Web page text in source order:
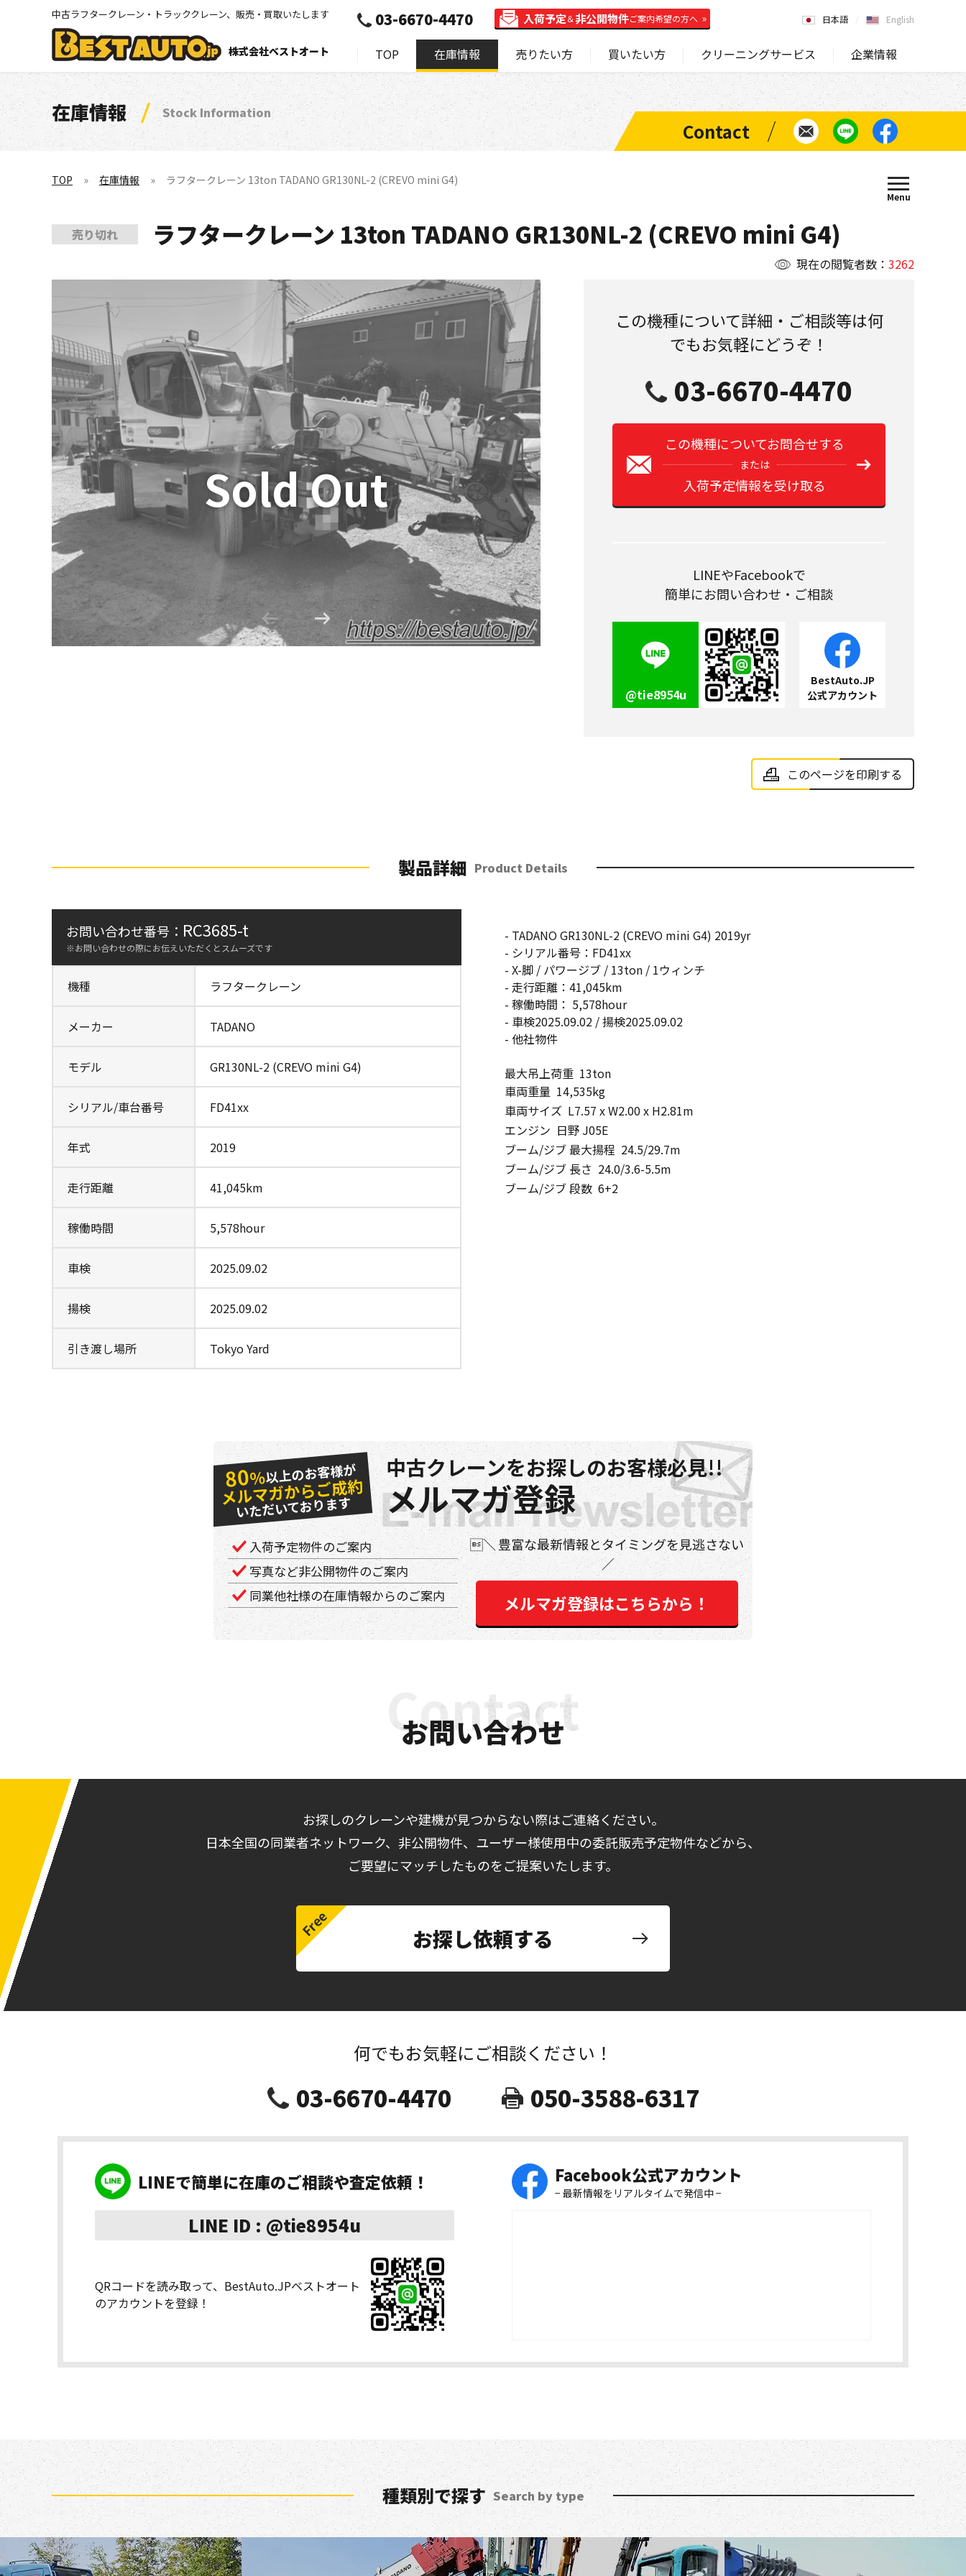
中古ラフタークレーン・トラッククレーン、販売・買取いたします
株式会社ベストオート TOP 在庫情報 売りたい方 買いたい方 クリーニングサービス 企業情報
03-6670-4470 入荷予定＆非公開物件ご案内希望の方へ 日本語 English
在庫情報 Stock Information
TOP 在庫情報 ラフタークレーン 13ton TADANO GR130NL-2 (CREVO mini G4)
現在の閲覧者数： 3262
売り切れ ラフタークレーン 13ton TADANO GR130NL-2 (CREVO mini G4)
この機種について詳細・ご相談等は何
でもお気軽にどうぞ！
03-6670-4470
この機種についてお問合せする
または
入荷予定情報を受け取る
LINEやFacebookで
簡単にお問い合わせ・ご相談
@tie8954u
BestAuto.JP
公式アカウント
このページを印刷する
製品詳細 Product Details
お問い合わせ番号： RC3685-t
※お問い合わせの際にお伝えいただくとスムーズです
機種 ラフタークレーン
メーカー TADANO
モデル GR130NL-2 (CREVO mini G4)
シリアル/車台番号 FD41xx
年式 2019
走行距離 41,045km
稼働時間 5,578hour
車検 2025.09.02
揚検 2025.09.02
引き渡し場所 Tokyo Yard
- TADANO GR130NL-2 (CREVO mini G4) 2019yr
- シリアル番号：FD41xx
- X-脚 / パワージブ / 13ton / 1ウィンチ
- 走行距離：41,045km
- 稼働時間： 5,578hour
- 車検2025.09.02 / 揚検2025.09.02
- 他社物件
最大吊上荷重 13ton
車両重量 14,535kg
車両サイズ L7.57 x W2.00 x H2.81m
エンジン 日野 J05E
ブーム/ジブ 最大揚程 24.5/29.7m
ブーム/ジブ 長さ 24.0/3.6-5.5m
ブーム/ジブ 段数 6+2
80％以上のお客様が
メルマガからご成約
いただいております
中古クレーンをお探しのお客様必見!!
メルマガ登録
入荷予定物件のご案内
写真など非公開物件のご案内
同業他社様の在庫情報からのご案内
豊富な最新情報とタイミングを見逃さない
メルマガ登録はこちらから！
お問い合わせ
お探しのクレーンや建機が見つからない際はご連絡ください。
日本全国の同業者ネットワーク、非公開物件、ユーザー様使用中の委託販売予定物件などから、
ご要望にマッチしたものをご提案いたします。
お探し依頼する
何でもお気軽にご相談ください！
03-6670-4470 050-3588-6317
LINEで簡単に在庫のご相談や査定依頼！
LINE ID : @tie8954u
QRコードを読み取って、BestAuto.JPベストオート
のアカウントを登録！
Facebook公式アカウント
− 最新情報をリアルタイムで発信中 −
種類別で探す Search by type